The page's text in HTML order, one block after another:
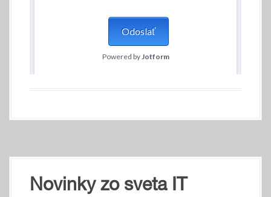
Novinky zo sveta IT